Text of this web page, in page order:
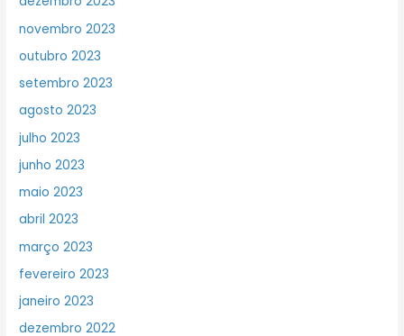
novembro 2023
outubro 2023
setembro 2023
agosto 2023
julho 2023
junho 2023
maio 2023
abril 2023
março 2023
fevereiro 2023
janeiro 2023
dezembro 2022